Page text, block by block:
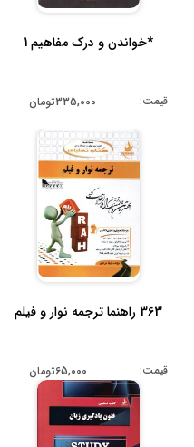
*خواندن و درک مفاهیم 1
قیمت: 335,000تومان
363 راهنما ترجمه نوار و فیلم
قیمت: 65,000تومان